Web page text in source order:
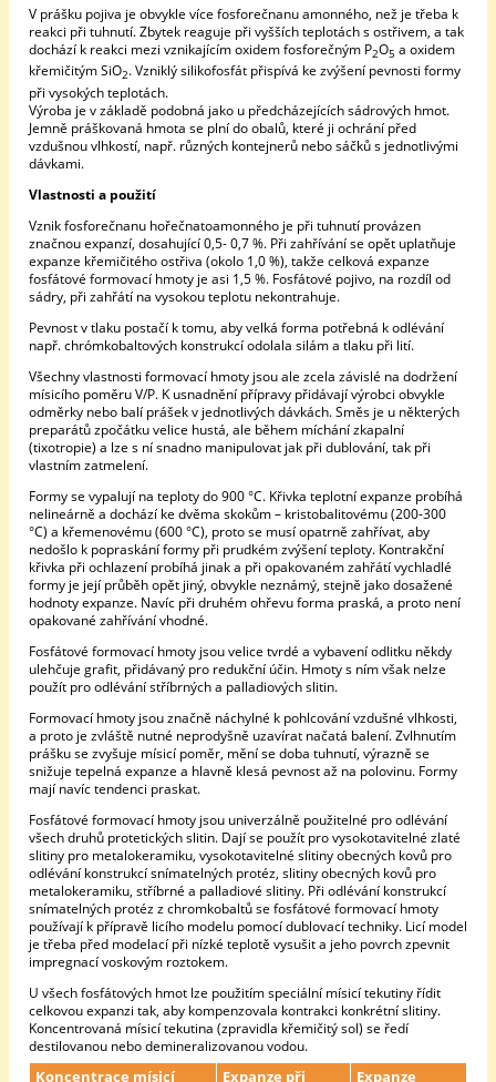
V prášku pojiva je obvykle více fosforečnanu amonného, než je třeba k
reakci při tuhnutí. Zbytek reaguje při vyšších teplotách s ostřivem, a tak
dochází k reakci mezi vznikajícím oxidem fosforečným P2O5 a oxidem
křemičitým SiO2. Vzniklý silikofosfát přispívá ke zvýšení pevnosti formy
při vysokých teplotách.
Výroba je v základě podobná jako u předcházejících sádrových hmot.
Jemně práškovaná hmota se plní do obalů, které ji ochrání před
vzdušnou vlhkostí, např. různých kontejnerů nebo sáčků s jednotlivými
dávkami.
Vlastnosti a použití
Vznik fosforečnanu hořečnatoamonného je při tuhnutí provázen
značnou expanzí, dosahující 0,5- 0,7 %. Při zahřívání se opět uplatňuje
expanze křemičitého ostřiva (okolo 1,0 %), takže celková expanze
fosfátové formovací hmoty je asi 1,5 %. Fosfátové pojivo, na rozdíl od
sádry, při zahřátí na vysokou teplotu nekontrahuje.
Pevnost v tlaku postačí k tomu, aby velká forma potřebná k odlévání
např. chrómkobaltových konstrukcí odolala silám a tlaku při lití.
Všechny vlastnosti formovací hmoty jsou ale zcela závislé na dodržení
mísicího poměru V/P. K usnadnění přípravy přidávají výrobci obvykle
odměrky nebo balí prášek v jednotlivých dávkách. Směs je u některých
preparátů zpočátku velice hustá, ale během míchání zkapalní
(tixotropie) a lze s ní snadno manipulovat jak při dublování, tak při
vlastním zatmelení.
Formy se vypalují na teploty do 900 °C. Křivka teplotní expanze probíhá
nelineárně a dochází ke dvěma skokům – kristobalitovému (200-300
°C) a křemenovému (600 °C), proto se musí opatrně zahřívat, aby
nedošlo k popraskání formy při prudkém zvýšení teploty. Kontrakční
křivka při ochlazení probíhá jinak a při opakovaném zahřátí vychladlé
formy je její průběh opět jiný, obvykle neznámý, stejně jako dosažené
hodnoty expanze. Navíc při druhém ohřevu forma praská, a proto není
opakované zahřívání vhodné.
Fosfátové formovací hmoty jsou velice tvrdé a vybavení odlitku někdy
ulehčuje grafit, přidávaný pro redukční účin. Hmoty s ním však nelze
použít pro odlévání stříbrných a palladiových slitin.
Formovací hmoty jsou značně náchylné k pohlcování vzdušné vlhkosti,
a proto je zvláště nutné neprodyšně uzavírat načatá balení. Zvlhnutím
prášku se zvyšuje mísicí poměr, mění se doba tuhnutí, výrazně se
snižuje tepelná expanze a hlavně klesá pevnost až na polovinu. Formy
mají navíc tendenci praskat.
Fosfátové formovací hmoty jsou univerzálně použitelné pro odlévání
všech druhů protetických slitin. Dají se použít pro vysokotavitelné zlaté
slitiny pro metalokeramiku, vysokotavitelné slitiny obecných kovů pro
odlévání konstrukcí snímatelných protéz, slitiny obecných kovů pro
metalokeramiku, stříbrné a palladiové slitiny. Při odlévání konstrukcí
snímatelných protéz z chromkobaltů se fosfátové formovací hmoty
používají k přípravě licího modelu pomocí dublovací techniky. Licí model
je třeba před modelací při nízké teplotě vysušit a jeho povrch zpevnit
impregnací voskovým roztokem.
U všech fosfátových hmot lze použitím speciální mísicí tekutiny řídit
celkovou expanzi tak, aby kompenzovala kontrakci konkrétní slitiny.
Koncentrovaná mísicí tekutina (zpravidla křemičitý sol) se ředí
destilovanou nebo demineralizovanou vodou.
Koncentrace mísicí Expanze při Expanze